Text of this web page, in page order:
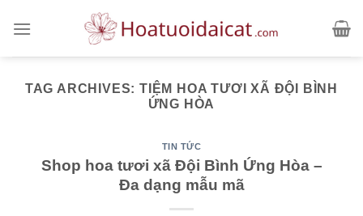
TAG ARCHIVES:TIỆM HOA TƯƠI XÃ ĐỘI BÌNH
ỨNG HÒA
TIN TỨC
Shop hoa tươi xã Đội Bình Ứng Hòa –
Đa dạng mẫu mã